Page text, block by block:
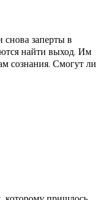
заперты в
найти выход. Им
сознания. Смогут ли